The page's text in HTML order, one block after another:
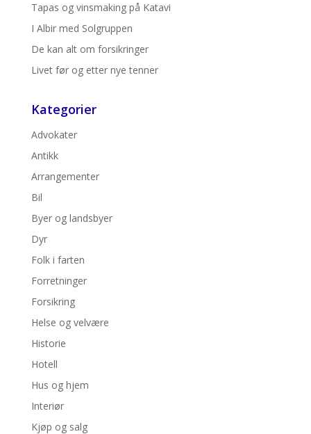
Tapas og vinsmaking på Katavi
I Albir med Solgruppen
De kan alt om forsikringer
Livet før og etter nye tenner
Kategorier
Advokater
Antikk
Arrangementer
Bil
Byer og landsbyer
Dyr
Folk i farten
Forretninger
Forsikring
Helse og velvære
Historie
Hotell
Hus og hjem
Interiør
Kjøp og salg